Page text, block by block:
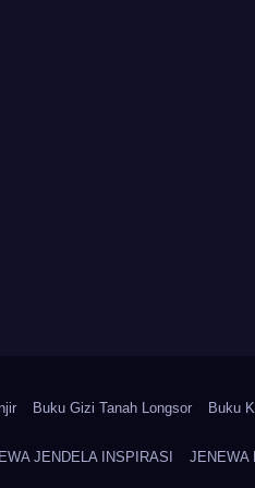
Buku Gizi Tanah Longsor Buku
JENDELA INSPIRASI JENEWA